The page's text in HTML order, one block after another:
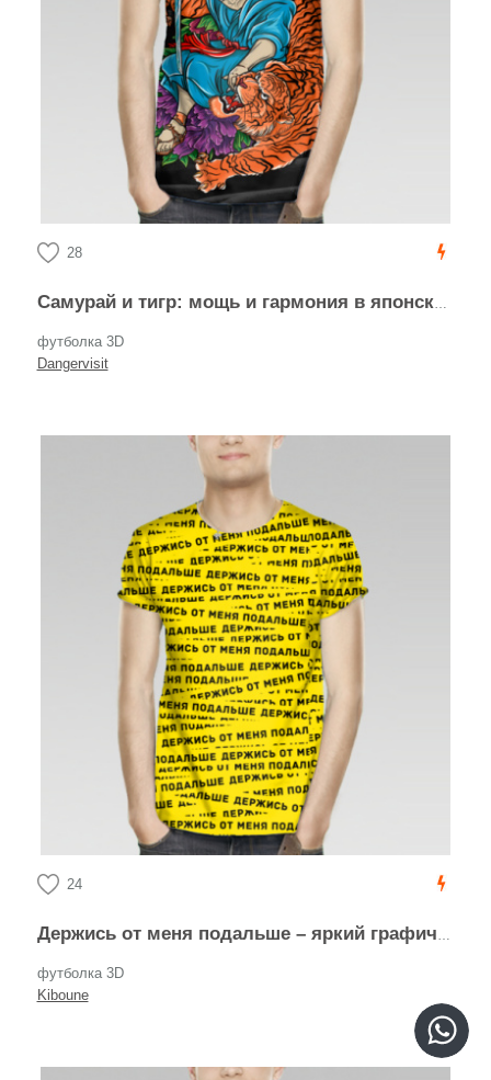
28
Самурай и тигр: мощь и гармония в японском стиле
футболка 3D
Dangervisit
24
Держись от меня подальше – яркий графический паттерн
футболка 3D
Kiboune